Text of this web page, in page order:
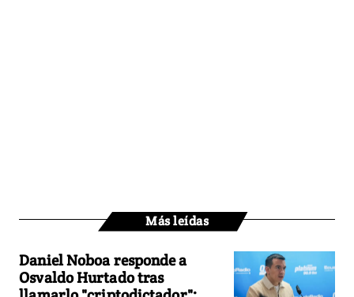
Más leídas
Daniel Noboa responde a
Osvaldo Hurtado tras